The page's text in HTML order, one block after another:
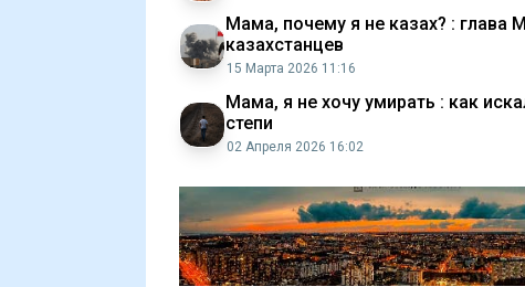
Мама, почему я не казах? :
казахстанцев
15 Марта 2026 11:16
Мама, я не хочу умирать : как
степи
02 Апреля 2026 16:02